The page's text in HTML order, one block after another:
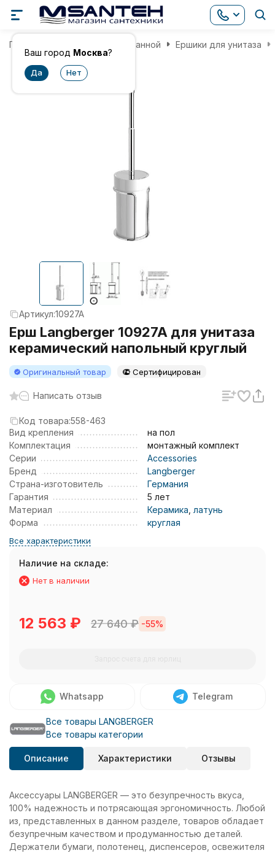
Ваш город Москва?
Главная Аксессуары для ванной Ершики для унитаза
Артикул:10927A
Ерш Langberger 10927A для унитаза
керамический напольный круглый
Оригинальный товар Сертифицирован
Написать отзыв
Код товара:558-463
Вид крепления
на пол
Комплектация
монтажный комплект
Серии
Accessories
Бренд
Langberger
Страна-изготовитель
Германия
Гарантия
5 лет
Материал
Керамика латунь
Форма
круглая
Все характеристики
Наличие на складе:
Нет в наличии
12 563 ₽ 27 640₽ -55%
Whatsapp Telegram
Все товары LANGBERGER
Все товары категории
Описание Характеристики Отзывы
Аксессуары LANGBERGER — это безупречность вкуса,
100% надежность и потрясающая эргономичность. Любой
из, представленных в данном разделе, товаров обладает
безупречным качеством и продуманностью деталей.
Держатели бумаги, полотенец, диспенсеров, освежителя